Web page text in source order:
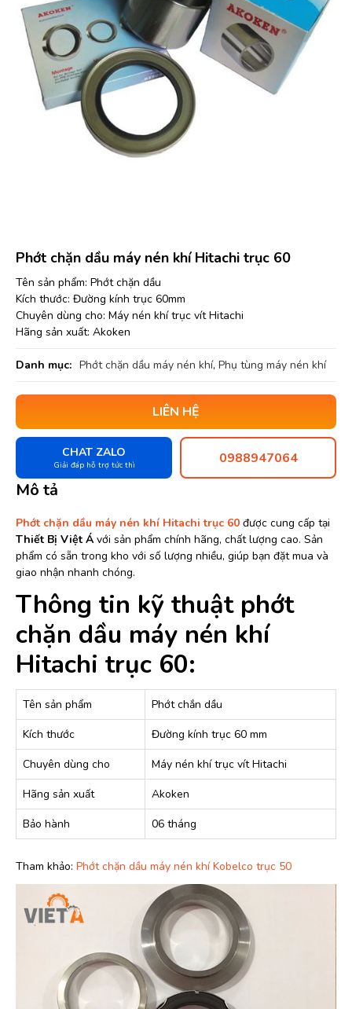
Phớt chặn dầu máy nén khí Hitachi trục 60
Tên sản phẩm: Phớt chặn dầu
Kích thước: Đường kính trục 60mm
Chuyên dùng cho: Máy nén khí trục vít Hitachi
Hãng sản xuất: Akoken
Danh mục: Phớt chặn dầu máy nén khí, Phụ tùng máy nén khí
LIÊN HỆ
CHAT ZALO
Giải đáp hỗ trợ tức thì 0988947064
Mô tả
Phớt chặn dầu máy nén khí Hitachi trục 60 được cung cấp tại
Thiết Bị Việt Á với sản phẩm chính hãng, chất lượng cao. Sản
phẩm có sẵn trong kho với số lượng nhiều, giúp bạn đặt mua và
giao nhận nhanh chóng.
Thông tin kỹ thuật phớt
chặn dầu máy nén khí
Hitachi trục 60:
Tên sản phẩm
Phớt chắn dầu
Kích thước
Đường kính trục 60 mm
Chuyên dùng cho
Máy nén khí trục vít Hitachi
Hãng sản xuất
Akoken
Bảo hành
06 tháng
Tham khảo: Phớt chặn dầu máy nén khí Kobelco trục 50